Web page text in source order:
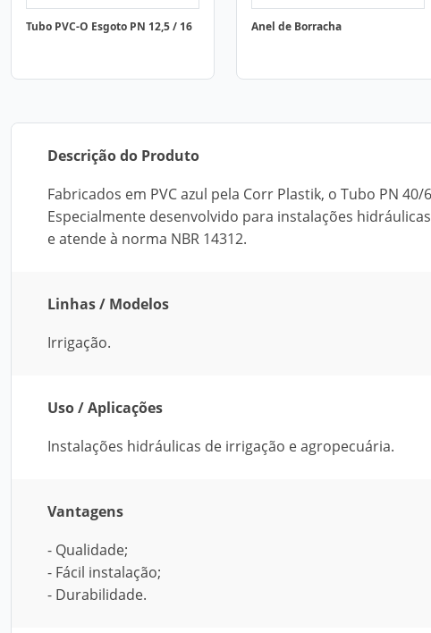
Tubo PVC-O Esgoto PN 12,5 / 16 Anel de Borracha
Descrição do Produto
Fabricados em PVC azul pela Corr Plastik, o Tubo PN
Especialmente desenvolvido para instalações
e atende à norma NBR 14312.
Linhas / Modelos
Irrigação.
Uso / Aplicações
Instalações hidráulicas de irrigação e agropecuária.
Vantagens
- Qualidade;
- Fácil instalação;
- Durabilidade.